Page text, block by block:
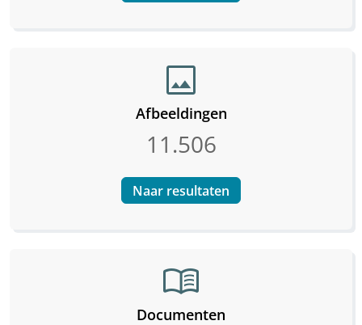
image
Afbeeldingen
11.506
Naar resultaten
menu_book
Documenten